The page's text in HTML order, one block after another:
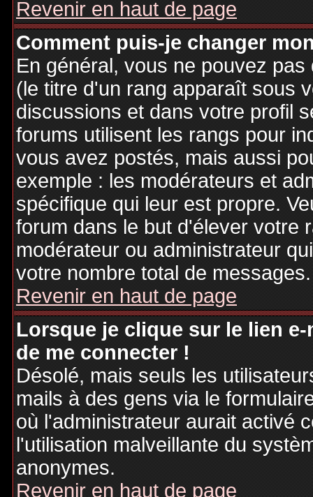
Revenir en haut de page
Comment puis-je changer
En général, vous ne pouvez
(le titre d'un rang apparaît sous
discussions et dans votre profil
forums utilisent les rangs pour
vous avez postés, mais aussi
exemple : les modérateurs et
spécifique qui leur est propre.
forum dans le but d'élever votre
modérateur ou administrateur
votre nombre total de messages.
Revenir en haut de page
Lorsque je clique sur le lien
de me connecter !
Désolé, mais seuls les
mails à des gens via le
où l'administrateur aurait activé
l'utilisation malveillante du
anonymes.
Revenir en haut de page